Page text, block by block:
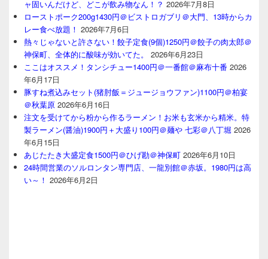
ャ固いんだけど、どこが飲み物なん！？ 2026年7月8日
ローストポーク200g1430円＠ビストロガブリ＠大門、13時からカ
レー食べ放題！ 2026年7月6日
熱々じゃないと許さない！餃子定食(9個)1250円＠餃子の肉太郎＠
神保町、全体的に酸味が効いてた。
2026年6月23日
ここはオススメ！タンシチュー1400円＠一番館＠麻布十番 2026
年6月17日
豚すね煮込みセット(猪肘飯＝ジュージョウファン)1100円＠柏宴
＠秋葉原 2026年6月16日
注文を受けてから粉から作るラーメン！お米も玄米から精米。特
製ラーメン(醤油)1900円＋大盛り100円＠麺や 七彩＠八丁堀 2026
年6月15日
あじたたき大盛定食1500円＠ひげ勘＠神保町 2026年6月10日
24時間営業のソルロンタン専門店、一龍別館＠赤坂。1980円は高
い～！ 2026年6月2日